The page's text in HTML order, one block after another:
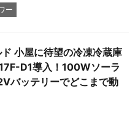
ー
小屋に待望の冷凍冷蔵庫
D1導入！100Wソーラ
バッテリーでどこまで動